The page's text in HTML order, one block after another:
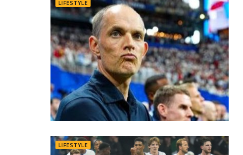
LIFESTYLE
LIFESTYLE